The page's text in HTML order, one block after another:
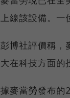
上線該設備。一
彭博社評價稱
大在科技方面的
據麥當勞發布的